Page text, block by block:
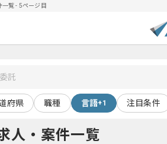
一覧 - 5ページ目
府県 職種 言語+1 注目条件
人・案件一覧